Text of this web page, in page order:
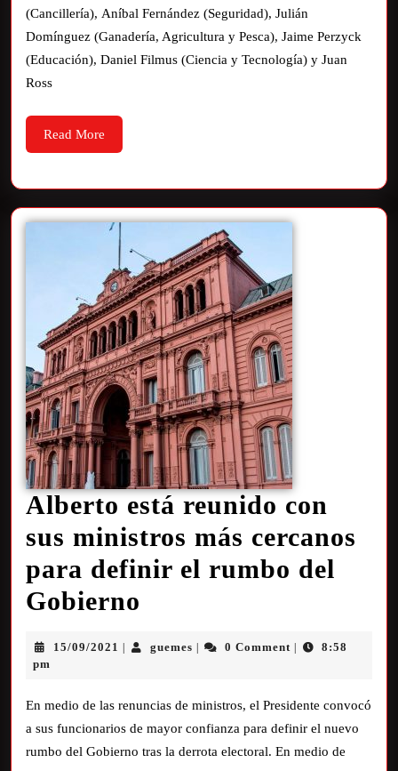
(Cancillería), Aníbal Fernández (Seguridad), Julián
Domínguez (Ganadería, Agricultura y Pesca), Jaime Perzyck
(Educación), Daniel Filmus (Ciencia y Tecnología) y Juan
Ross
Read More
Alberto está reunido con
sus ministros más cercanos
para definir el rumbo del
Gobierno
15/09/2021 guemes 0 Comment
8:58
pm
En medio de las renuncias de ministros, el Presidente convocó
a sus funcionarios de mayor confianza para definir el nuevo
rumbo del Gobierno tras la derrota electoral. En medio de